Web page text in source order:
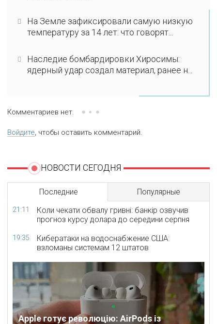
На Земле зафиксировали самую низкую
температуру за 14 лет: что говорят...
Наследие бомбардировки Хиросимы:
ядерный удар создал материал, ранее н...
Комментариев нет.
Войдите, чтобы оставить комментарий.
НОВОСТИ СЕГОДНЯ
Последние Популярные
21:11
Коли чекати обвалу гривні: банкір озвучив
прогноз курсу долара до середини серпня
19:35
Кибератаки на водоснабжение США:
взломаны системам 12 штатов
Apple готує революцію: AirPods із